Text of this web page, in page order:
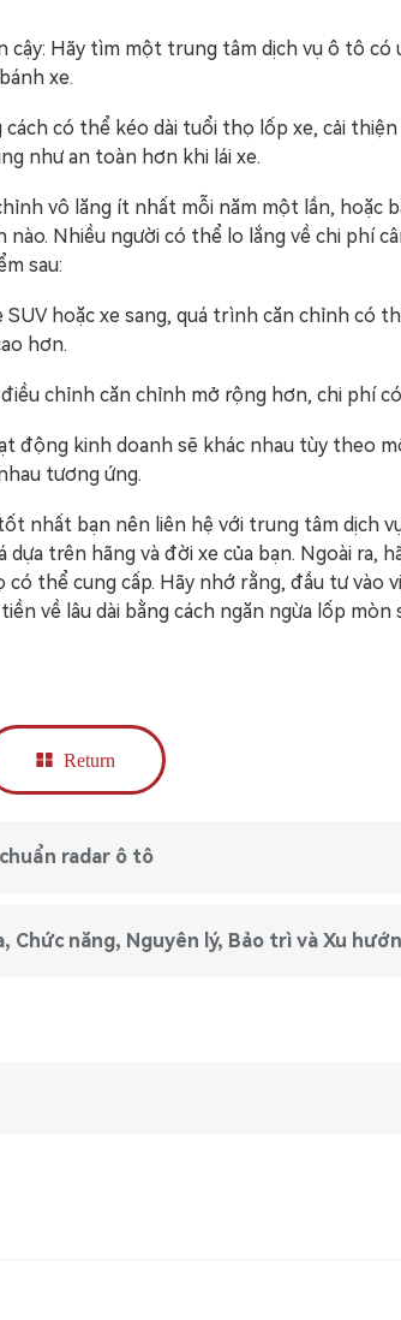
Hãy tìm một trung tâm dịch vụ ô tô có
xe.
có thể kéo dài tuổi thọ lốp xe, cải thiện
như an toàn hơn khi lái xe.
vô lăng ít nhất mỗi năm một lần, hoặc
Nhiều người có thể lo lắng về chi phí
sau:
hoặc xe sang, quá trình căn chỉnh có
hơn.
chỉnh căn chỉnh mở rộng hơn, chi phí
động kinh doanh sẽ khác nhau tùy theo
tương ứng.
nhất bạn nên liên hệ với trung tâm dịch
trên hãng và đời xe của bạn. Ngoài ra,
có thể cung cấp. Hãy nhớ rằng, đầu tư vào
về lâu dài bằng cách ngăn ngừa lốp mòn
Return
radar ô tô
Chức năng, Nguyên lý, Bảo trì và Xu